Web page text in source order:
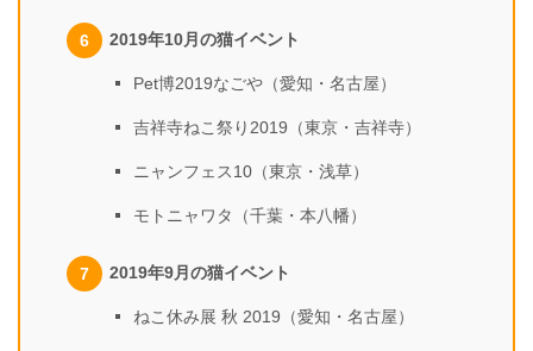
2019年10月の猫イベント
Pet博2019なごや（愛知・名古屋）
吉祥寺ねこ祭り2019（東京・吉祥寺）
ニャンフェス10（東京・浅草）
モトニャワタ（千葉・本八幡）
2019年9月の猫イベント
ねこ休み展 秋 2019（愛知・名古屋）